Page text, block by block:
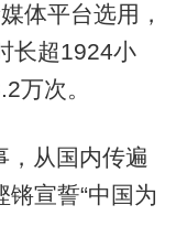
体平台选用，
长超1924小
万次。
，从国内传遍
宣誓“中国为